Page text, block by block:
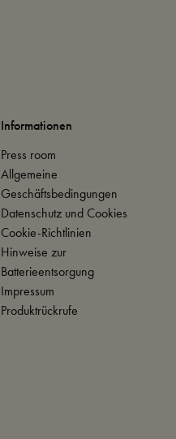
Informationen
Press room
Allgemeine
Geschäftsbedingungen
Datenschutz und Cookies
Cookie-Richtlinien
Hinweise zur
Batterieentsorgung
Impressum
Produktrückrufe